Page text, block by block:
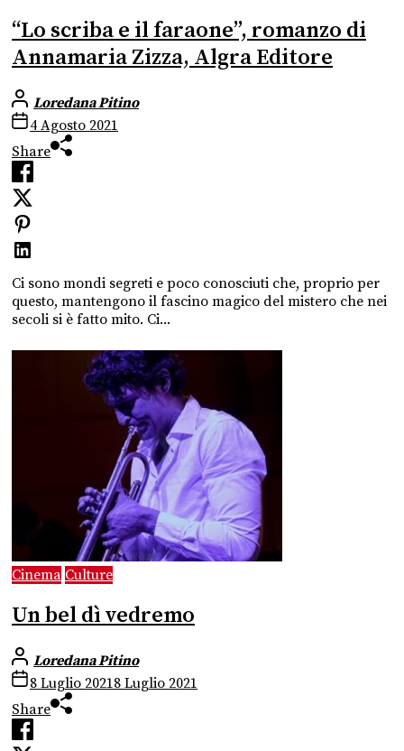
“Lo scriba e il faraone”, romanzo di
Annamaria Zizza, Algra Editore
Loredana Pitino
4 Agosto 2021
Share
Ci sono mondi segreti e poco conosciuti che, proprio per
questo, mantengono il fascino magico del mistero che nei
secoli si è fatto mito. Ci...
Cinema Culture
Un bel dì vedremo
Loredana Pitino
8 Luglio 20218 Luglio 2021
Share